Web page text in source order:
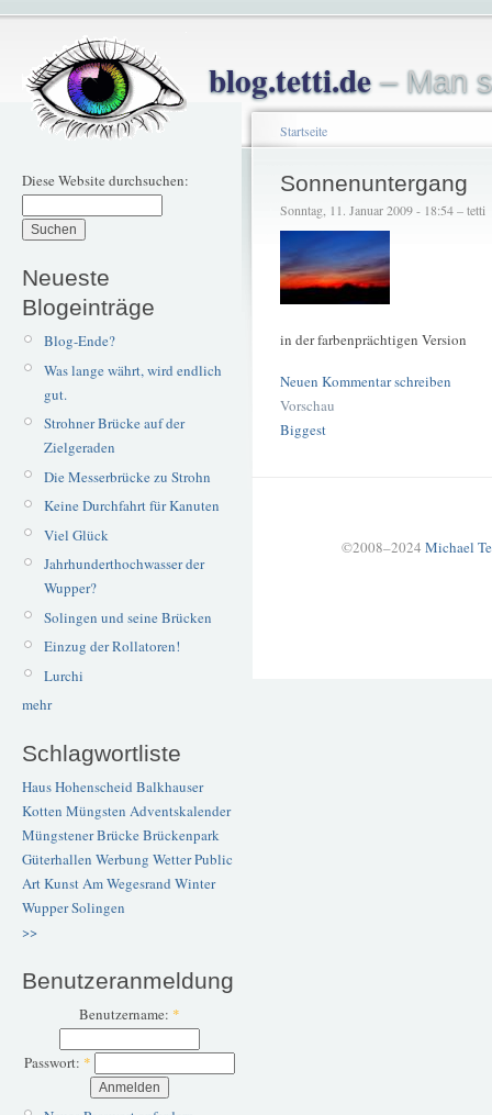
blog.tetti.de– Man
Diese Website durchsuchen:
Neueste
Blogeinträge
Blog-Ende?
Was lange währt, wird endlich
gut.
Strohner Brücke auf der
Zielgeraden
Die Messerbrücke zu Strohn
Keine Durchfahrt für Kanuten
Viel Glück
Jahrhunderthochwasser der
Wupper?
Solingen und seine Brücken
Einzug der Rollatoren!
Lurchi
mehr
Schlagwortliste
Haus Hohenscheid Balkhauser
Kotten Müngsten Adventskalender
Müngstener BrückeBrückenpark
Güterhallen Werbung WetterPublic
ArtKunstAm Wegesrand Winter
WupperSolingen
>>
Benutzeranmeldung
Benutzername: *
Passwort: *
Startseite
Sonnenuntergang
Sonntag, 11. Januar 2009 - 18:54 – tetti
in der farbenprächtigen Version
Neuen Kommentar schreiben
Vorschau
Biggest
©2008–2024 Michael